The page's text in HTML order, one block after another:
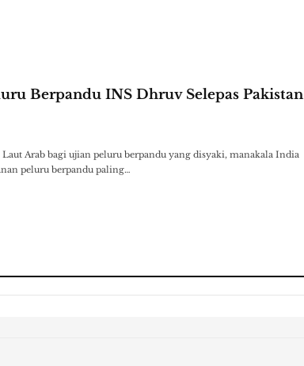
Berpandu INS Dhruv Selepas Pakistan
Arab bagi ujian peluru berpandu yang disyaki, manakala India
peluru berpandu paling…